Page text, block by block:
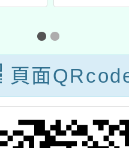
凌
會
頁面